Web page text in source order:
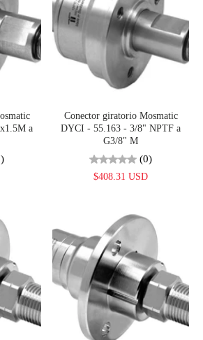
giratorio, limpiadores de pozos de
chasis, por nombrar solo algunos.
a
Conector giratorio Mosmatic
DYCI - 55.163 - 3/8" NPTF a
G3/8" M
(0)
$408.31 USD